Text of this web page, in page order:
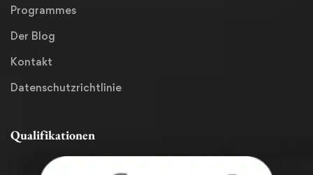
Programmes
Der Blog
Kontakt
Datenschutzrichtlinie
Qualifikationen